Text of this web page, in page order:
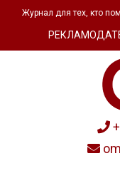
Журнал для тех, кто